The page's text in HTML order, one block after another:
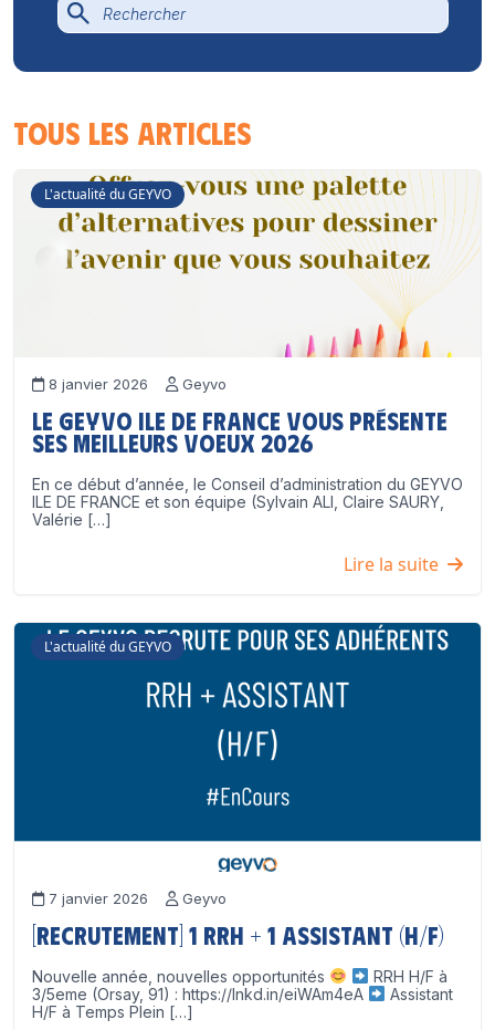
Tous les articles
L'actualité du GEYVO
8 janvier 2026 Geyvo
Le GEYVO Ile de France vous présente
ses meilleurs voeux 2026
En ce début d’année, le Conseil d’administration du GEYVO
ILE DE FRANCE et son équipe (Sylvain ALI, Claire SAURY,
Valérie […]
Lire la suite
L'actualité du GEYVO
7 janvier 2026 Geyvo
[Recrutement] 1 RRH + 1 Assistant (H/F)
Nouvelle année, nouvelles opportunités
RRH H/F à
3/5eme (Orsay, 91) : https://lnkd.in/eiWAm4eA
Assistant
H/F à Temps Plein […]